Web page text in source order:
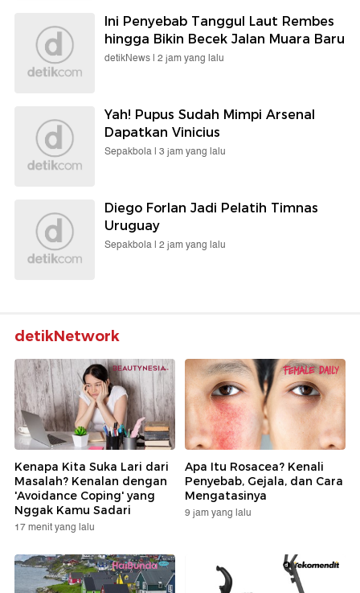
Ini Penyebab Tanggul Laut Rembes
hingga Bikin Becek Jalan Muara Baru
detikNews | 2 jam yang lalu
Yah! Pupus Sudah Mimpi Arsenal
Dapatkan Vinicius
Sepakbola | 3 jam yang lalu
Diego Forlan Jadi Pelatih Timnas
Uruguay
Sepakbola | 2 jam yang lalu
detikNetwork
Kenapa Kita Suka Lari dari
Masalah? Kenalan dengan
'Avoidance Coping' yang
Nggak Kamu Sadari
17 menit yang lalu
Apa Itu Rosacea? Kenali
Penyebab, Gejala, dan Cara
Mengatasinya
9 jam yang lalu